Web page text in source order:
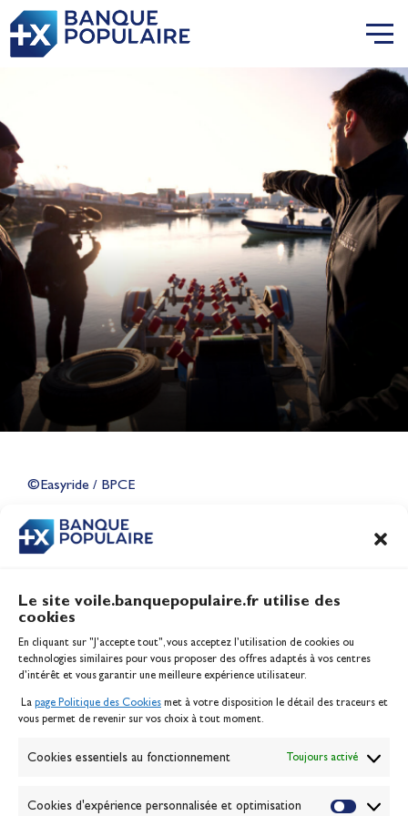
Le site voile.banquepopulaire.fr utilise des
cookies
En cliquant sur "J'accepte tout", vous acceptez l’utilisation de cookies ou
technologies similaires pour vous proposer des offres adaptés à vos centres
d’intérêt et vous garantir une meilleure expérience utilisateur.
La page Politique des Cookies met à votre disposition le détail des traceurs et
vous permet de revenir sur vos choix à tout moment.
Cookies essentiels au fonctionnement Toujours activé
Cookies d'expérience personnalisée et optimisation
©Easyride / BPCE
CONTENU
Lauriane Nolot en or à Long
Jeux Olympiques 2028
Inscription serveur média
Contact
Politique des cookies
Banque de la voile
Passion Voile TV